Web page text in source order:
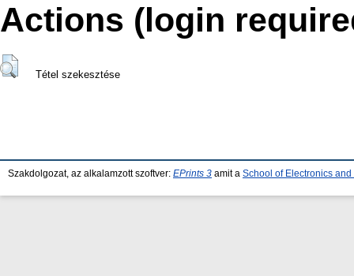
Actions (login
Tétel szekesztése
Szakdolgozat, az alkalamzott szoftver: EPrints 3 amit a School of Electronics